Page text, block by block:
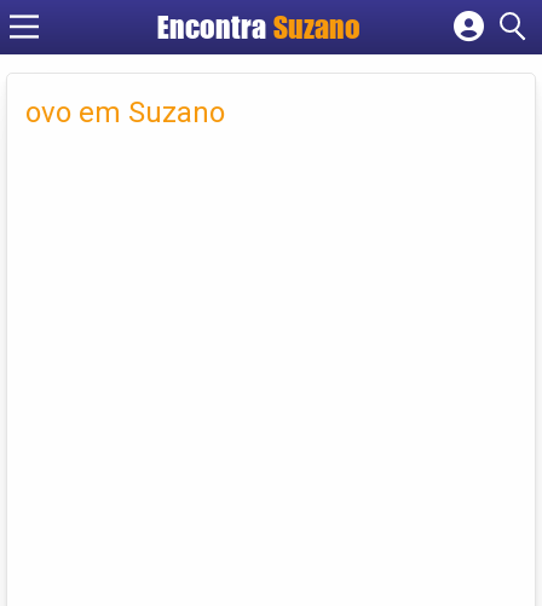
EncontraSuzano
Cadastrar empresa
ovo em Suzano